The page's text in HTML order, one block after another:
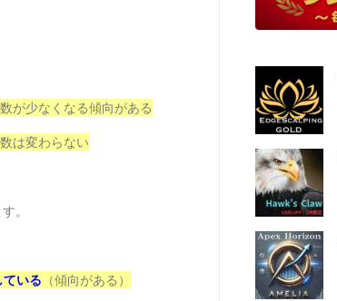
が少なくなる傾向がある
は変わらない
。
いる （傾向がある）